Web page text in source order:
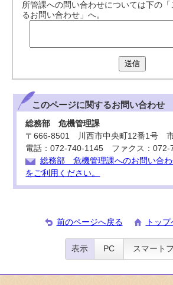
所管課への問い合わせについては下の
るお問い合わせ」へ。
送信
このページに関するお問い合わせ
総務部 危機管理課
〒666-8501 川西市中央町12番1号
電話：072-740-1145 ファクス：072-
総務部 危機管理課へのお問い合わ
をご利用ください。
前のページへ戻る トッ
表示 PC スマート